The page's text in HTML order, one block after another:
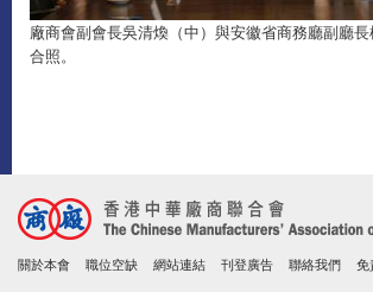
廠商會副會長吳清煥（中）與安徽省商務廳副廳
合照。
關於本會 職位空缺 網站連結 刊登廣告 聯絡我們 免